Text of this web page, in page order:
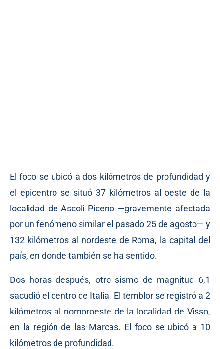
El foco se ubicó a dos kilómetros de profundidad y
el epicentro se situó 37 kilómetros al oeste de la
localidad de Ascoli Piceno —gravemente afectada
por un fenómeno similar el pasado 25 de agosto— y
132 kilómetros al nordeste de Roma, la capital del
país, en donde también se ha sentido.
Dos horas después, otro sismo de magnitud 6,1
sacudió el centro de Italia. El temblor se registró a 2
kilómetros al nornoroeste de la localidad de Visso,
en la región de las Marcas. El foco se ubicó a 10
kilómetros de profundidad.